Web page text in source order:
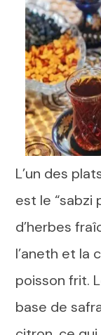
L’un des
est le “sabzi
d’herbes
l’aneth et la
poisson frit.
base de